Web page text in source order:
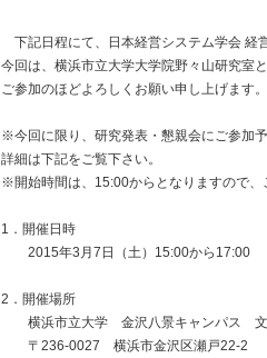
下記日程にて、日本経営システム学会 経
今回は、横浜市立大学大学院野々山研究室
ご参加のほどよろしくお願い申し上げます。
※今回に限り、研究発表・懇親会にご参加
詳細は下記をご覧下さい。
※開始時間は、15:00からとなりますので、
1．開催日時
2015年3月7日（土）15:00から17:00
2．開催場所
横浜市立大学 金沢八景キャンパス 文
〒236-0027 横浜市金沢区瀬戸22-2